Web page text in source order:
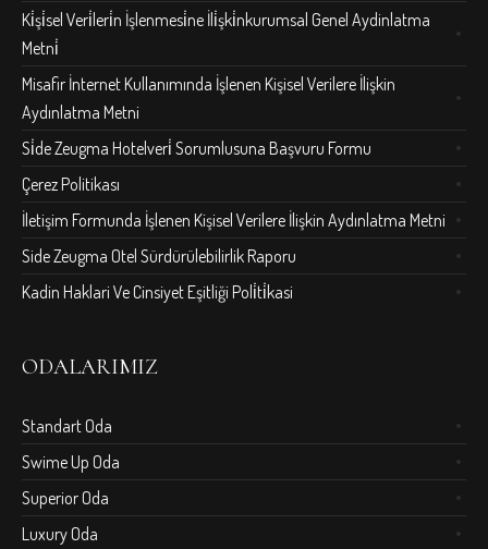
Ki̇şi̇sel Veri̇leri̇n İşlenmesi̇ne İli̇şki̇nkurumsal Genel Aydinlatma
Metni̇
Misafir İnternet Kullanımında İşlenen Kişisel Verilere İlişkin
Aydınlatma Metni
Si̇de Zeugma Hotelveri̇ Sorumlusuna Başvuru Formu
Çerez Politikası
İletişim Formunda İşlenen Kişisel Verilere İlişkin Aydınlatma Metni
Side Zeugma Otel Sürdürülebilirlik Raporu
Kadin Haklari Ve Cinsiyet Eşitliği Poli̇ti̇kasi
ODALARIMIZ
Standart Oda
Swime Up Oda
Superior Oda
Luxury Oda